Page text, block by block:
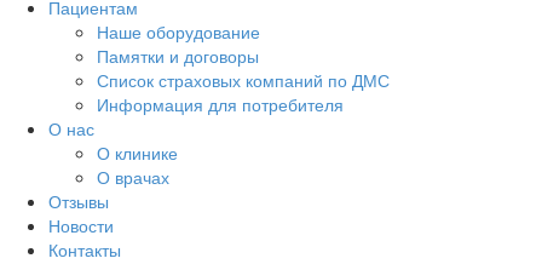
Пациентам
Наше оборудование
Памятки и договоры
Список страховых компаний по ДМС
Информация для потребителя
О нас
О клинике
О врачах
Отзывы
Новости
Контакты